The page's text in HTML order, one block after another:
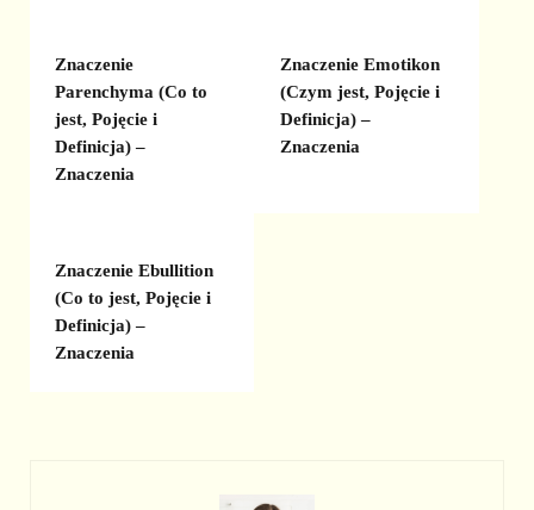
Znaczenie
Parenchyma (Co to
jest, Pojęcie i
Definicja) –
Znaczenia
Znaczenie Emotikon
(Czym jest, Pojęcie i
Definicja) –
Znaczenia
Znaczenie Ebullition
(Co to jest, Pojęcie i
Definicja) –
Znaczenia